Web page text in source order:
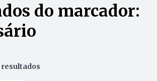
do marcador:
resultados